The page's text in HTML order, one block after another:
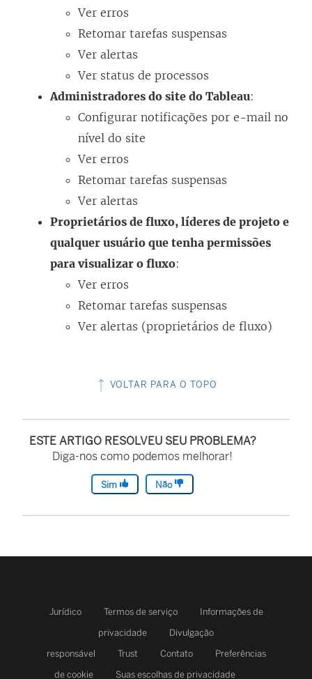
Ver erros
Retomar tarefas suspensas
Ver alertas
Ver status de processos
Administradores do site do Tableau:
Configurar notificações por e-mail no
nível do site
Ver erros
Retomar tarefas suspensas
Ver alertas
Proprietários de fluxo, líderes de projeto e
qualquer usuário que tenha permissões
para visualizar o fluxo:
Ver erros
Retomar tarefas suspensas
Ver alertas (proprietários de fluxo)
VOLTAR PARA O TOPO
ESTE ARTIGO RESOLVEU SEU PROBLEMA?
Diga-nos como podemos melhorar!
Sim Não
Jurídico Termos de serviço
Informações de
privacidade
Divulgação
responsável
Trust Contato
Preferências
de cookie
Suas escolhas de privacidade